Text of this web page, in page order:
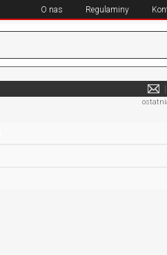
O nas Regulaminy